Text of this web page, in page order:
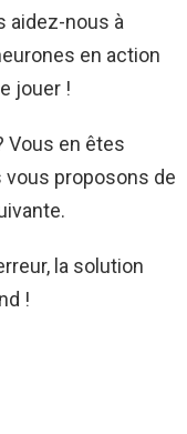
aidez-nous à
en action
jouer !
Vous en êtes
vous proposons de
la solution
!